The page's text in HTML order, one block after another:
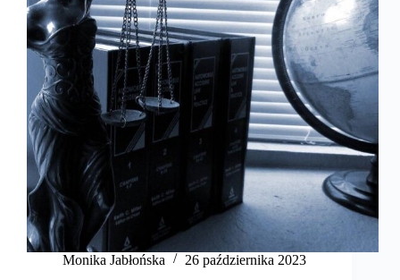
​Monika Jabłońska 26 października 2023